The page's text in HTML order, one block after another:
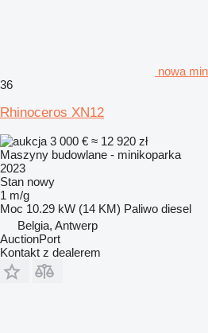
nowa
36
Rhinoceros XN12
3 000 € ≈ 12 920 zł
Maszyny budowlane - minikoparka
2023
Stan nowy
1 m/g
Moc 10.29 kW (14 KM) Paliwo diesel
Belgia, Antwerp
AuctionPort
Kontakt z dealerem